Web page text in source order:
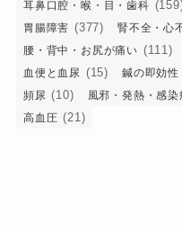
耳鼻口腔・喉・目・歯科
胃腸障害 (377) 腎不全・心
腰・背中・お尻が痛い (111)
血便と血尿 (15) 鍼の即効性
頻尿 (10) 風邪・発熱・感染
高血圧 (21)